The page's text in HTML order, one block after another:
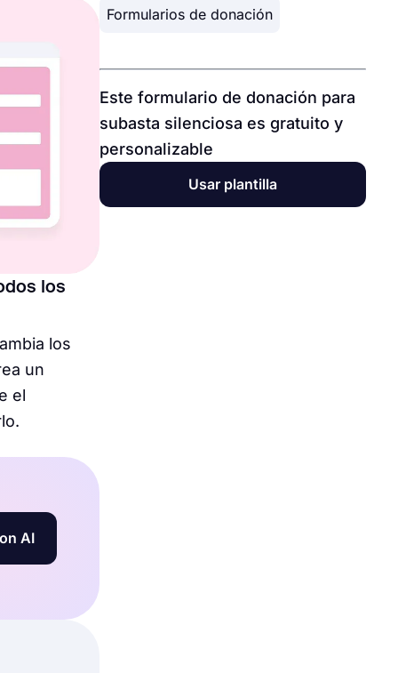
los
los
un
el
AI
Formularios de donación
Este formulario de donación para
subasta silenciosa es gratuito y
personalizable
Usar plantilla